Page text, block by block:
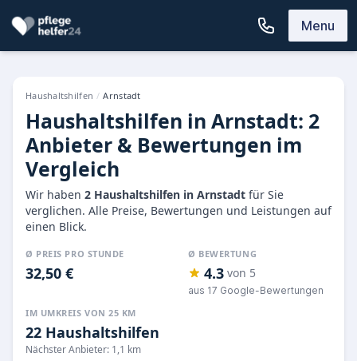
Menu
Haushaltshilfen / Arnstadt
Haushaltshilfen in Arnstadt: 2
Anbieter & Bewertungen im
Vergleich
Wir haben 2 Haushaltshilfen in Arnstadt für Sie
verglichen. Alle Preise, Bewertungen und Leistungen auf
einen Blick.
Ø PREIS PRO STUNDE
32,50 €
Ø BEWERTUNG
4.3 von 5
aus 17 Google-Bewertungen
IM UMKREIS VON 25 KM
22 Haushaltshilfen
Nächster Anbieter: 1,1 km